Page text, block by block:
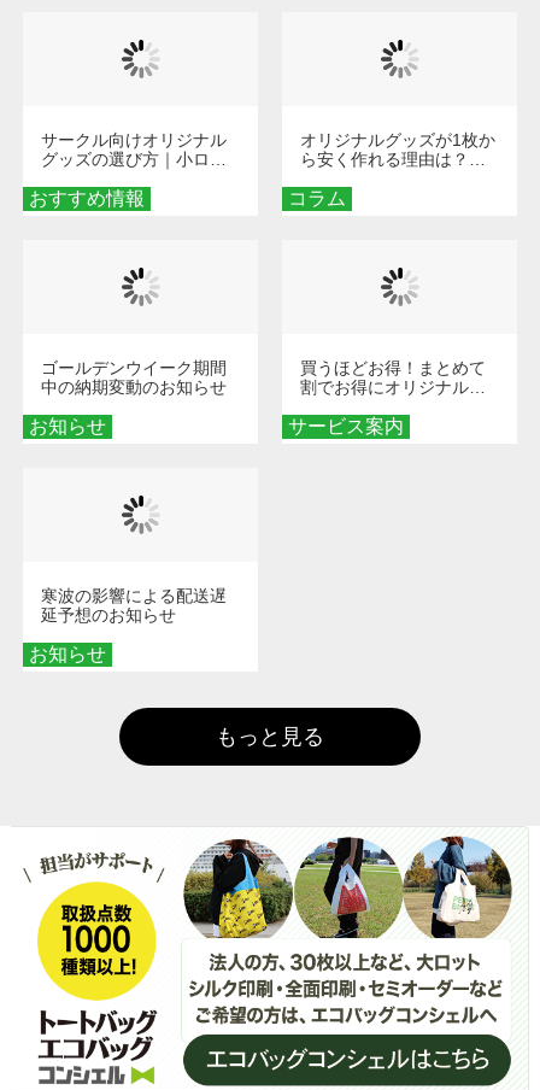
おすすめ情報
サークル向けオリジナル
グッズの選び方｜小ロッ
める秘訣
コラム
オリジナルグッズが1枚か
ら安く作れる理由は？オ
とメリットを解説
お知らせ
ゴールデンウイーク期間
中の納期変動のお知らせ
サービス案内
買うほどお得！まとめて
割でお得にオリジナルグ
お知らせ
寒波の影響による配送遅
延予想のお知らせ
もっと見る